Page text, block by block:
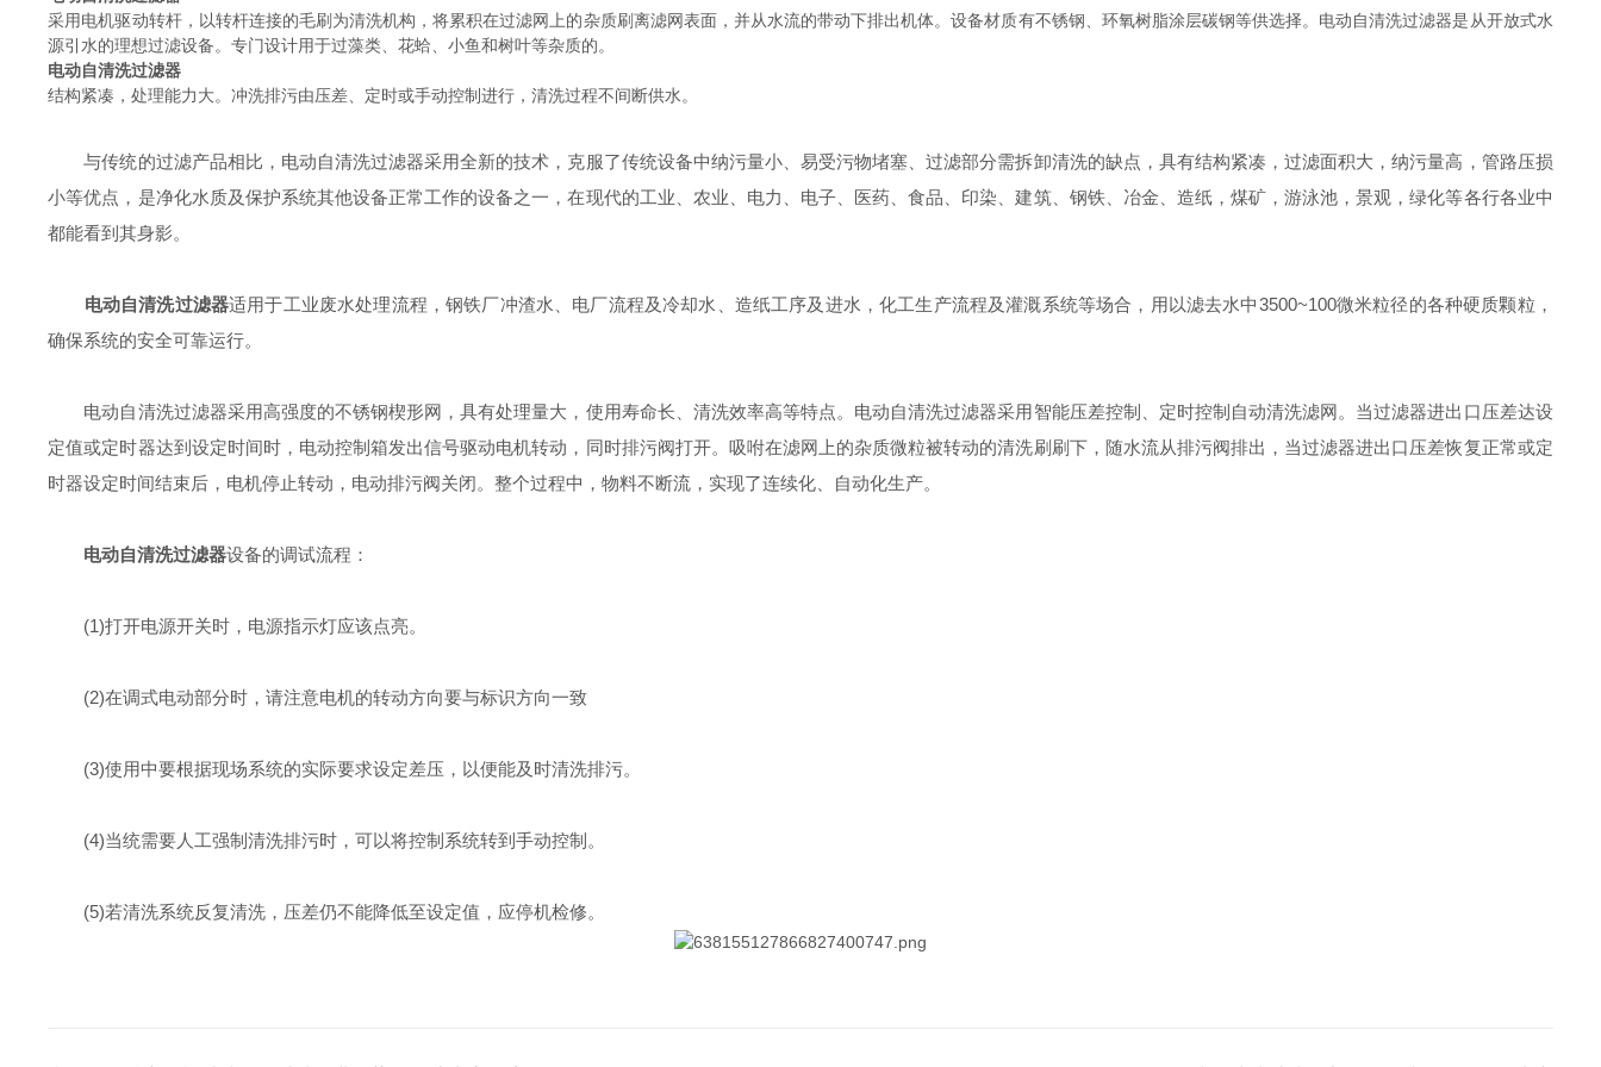
采用电机驱动转杆，以转杆连接的毛刷为清洗机构，将累积在过滤网上的杂质刷离滤网表面，并从水流的带动下排出机体。设备材质有不锈钢、环氧树脂涂层碳钢等供选择。电动自清洗过滤器是从开放式水
源引水的理想过滤设备。专门设计用于过藻类、花蛤、小鱼和树叶等杂质的。
电动自清洗过滤器
结构紧凑，处理能力大。冲洗排污由压差、定时或手动控制进行，清洗过程不间断供水。
与传统的过滤产品相比，电动自清洗过滤器采用全新的技术，克服了传统设备中纳污量小、易受污物堵塞、过滤部分需拆卸清洗的缺点，具有结构紧凑，过滤面积大，纳污量高，管路压损
小等优点，是净化水质及保护系统其他设备正常工作的设备之一，在现代的工业、农业、电力、电子、医药、食品、印染、建筑、钢铁、冶金、造纸，煤矿，游泳池，景观，绿化等各行各业中
都能看到其身影。
电动自清洗过滤器适用于工业废水处理流程，钢铁厂冲渣水、电厂流程及冷却水、造纸工序及进水，化工生产流程及灌溉系统等场合，用以滤去水中3500~100微米粒径的各种硬质颗粒，
确保系统的安全可靠运行。
电动自清洗过滤器采用高强度的不锈钢楔形网，具有处理量大，使用寿命长、清洗效率高等特点。电动自清洗过滤器采用智能压差控制、定时控制自动清洗滤网。当过滤器进出口压差达设
定值或定时器达到设定时间时，电动控制箱发出信号驱动电机转动，同时排污阀打开。吸咐在滤网上的杂质微粒被转动的清洗刷刷下，随水流从排污阀排出，当过滤器进出口压差恢复正常或定
时器设定时间结束后，电机停止转动，电动排污阀关闭。整个过程中，物料不断流，实现了连续化、自动化生产。
电动自清洗过滤器设备的调试流程：
(1)打开电源开关时，电源指示灯应该点亮。
(2)在调式电动部分时，请注意电机的转动方向要与标识方向一致
(3)使用中要根据现场系统的实际要求设定差压，以便能及时清洗排污。
(4)当统需要人工强制清洗排污时，可以将控制系统转到手动控制。
(5)若清洗系统反复清洗，压差仍不能降低至设定值，应停机检修。